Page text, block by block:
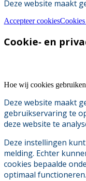
Deze website maakt
Accepteer cookies
Cookie- en
Hoe wij cookies gebruiken
Deze website maakt
gebruikservaring te
deze website te
Deze instellingen
melding. Echter
cookies bepaalde
optimaal functioneren.